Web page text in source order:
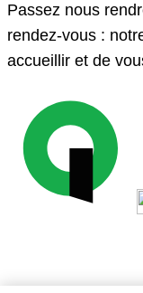
Passez nous
rendez-vous :
accueillir et de